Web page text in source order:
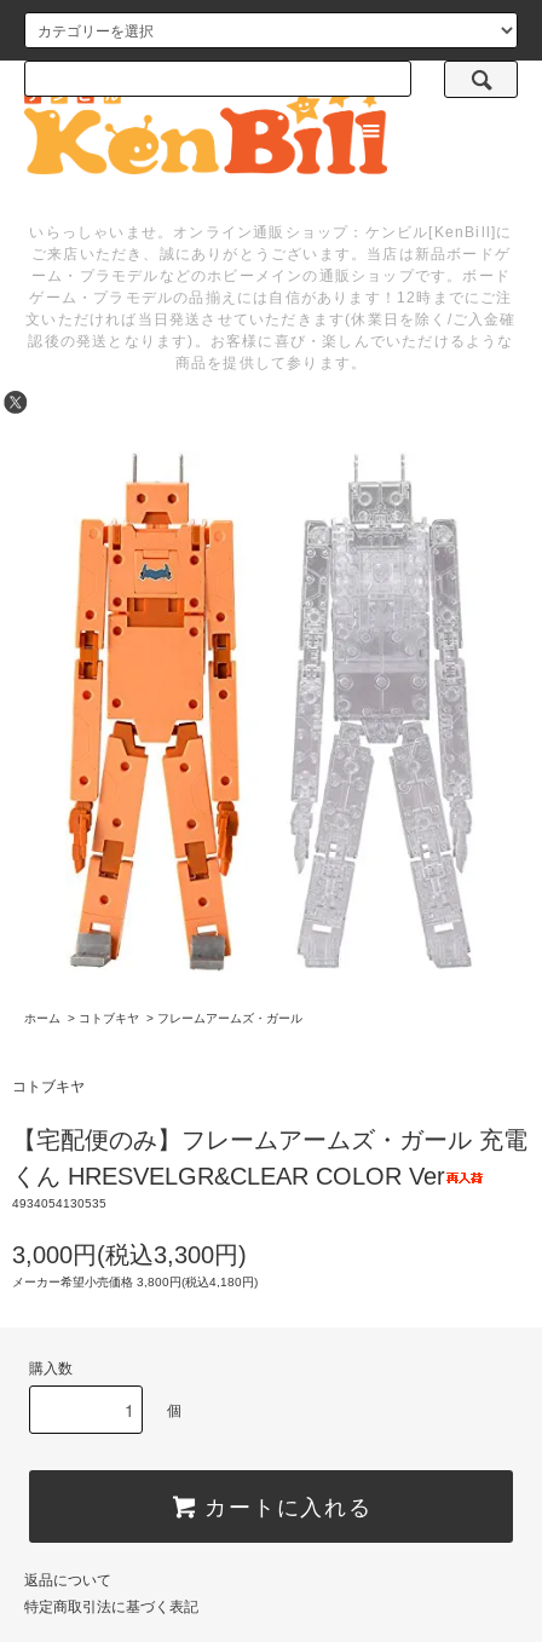
メニュー
いらっしゃいませ。オンライン通販ショップ：ケンビル[KenBill]に
ご来店いただき、誠にありがとうございます。当店は新品ボードゲ
ーム・プラモデルなどのホビーメインの通販ショップです。ボード
ゲーム・プラモデルの品揃えには自信があります！12時までにご注
文いただければ当日発送させていただきます(休業日を除く/ご入金確
認後の発送となります)。お客様に喜び・楽しんでいただけるような
商品を提供して参ります。
ホーム > コトブキヤ > フレームアームズ・ガール
コトブキヤ
【宅配便のみ】フレームアームズ・ガール 充電
くん HRESVELGR&CLEAR COLOR Ver
4934054130535
3,000円(税込3,300円)
メーカー希望小売価格 3,800円(税込4,180円)
購入数
個
カートに入れる
返品について
特定商取引法に基づく表記